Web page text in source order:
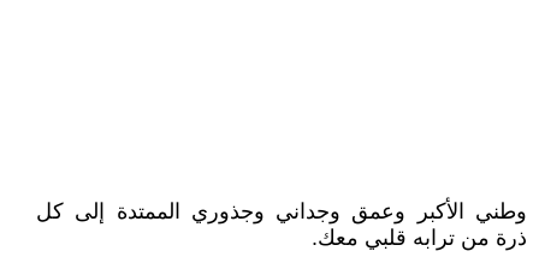
وطني اﻷكبر وعمق وجداني وجذوري الممتدة إلى كل
ذرة من ترابه قلبي معك.